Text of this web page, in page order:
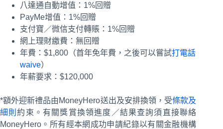
八達通自動增值：1%回贈
PayMe增值：1%回贈
支付寶／微信支付轉賬：1%回贈
網上理財繳費：無回贈
年費：$1,800（首年免年費，之後可以嘗試打電話
waive）
年薪要求：$120,000
*額外迎新禮品由MoneyHero送出及安排換領，受條款及
細則約束。有關獎賞換領進度／結果查詢須直接聯絡
MoneyHero。所有經本網成功申請紀錄以有關金融機構